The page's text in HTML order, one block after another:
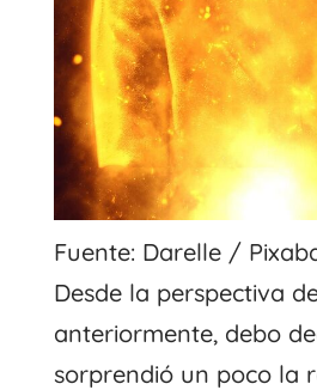
Fuente: Darelle /
Desde la perspectiva
anteriormente, debo
sorprendió un poco la